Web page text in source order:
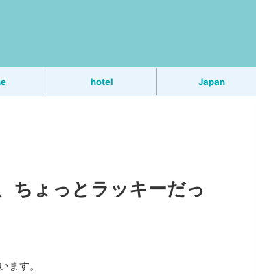
hotel Japan
ちょっとラッキーだっ
ます。